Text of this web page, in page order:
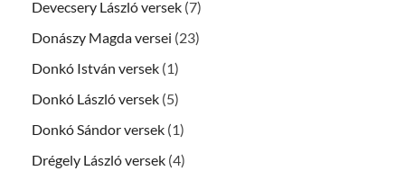
Devecsery László versek (7)
Donászy Magda versei (23)
Donkó István versek (1)
Donkó László versek (5)
Donkó Sándor versek (1)
Drégely László versek (4)